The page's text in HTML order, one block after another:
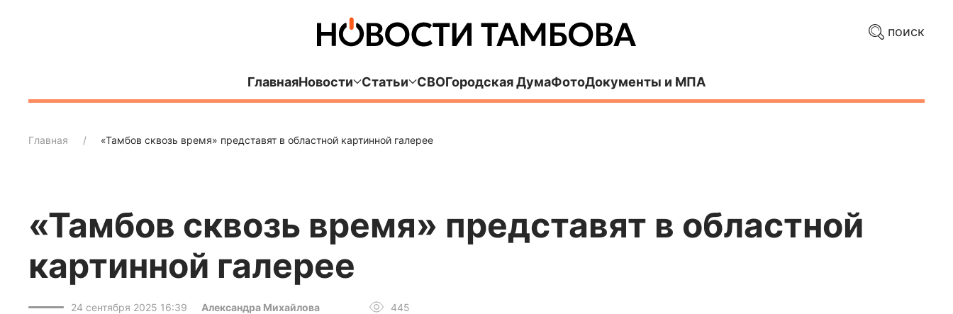
поиск
ГлавнаяНовости Статьи СВОГородская ДумаФотоДокументы и МПА
Главная «Тамбов сквозь время» представят в областной картинной галерее
«Тамбов сквозь время» представят в областной
картинной галерее
24 сентября 2025 16:39 Александра Михайлова 445